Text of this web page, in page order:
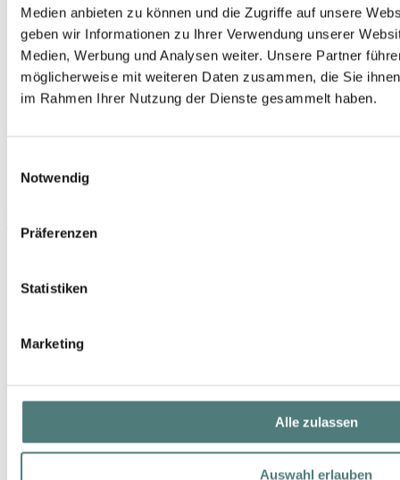
Medien anbieten zu können und die Zugriffe auf unsere
geben wir Informationen zu Ihrer Verwendung unserer
Medien, Werbung und Analysen weiter. Unsere Partner
möglicherweise mit weiteren Daten zusammen, die Sie
im Rahmen Ihrer Nutzung der Dienste gesammelt haben.
Notwendig
Präferenzen
Statistiken
Marketing
Alle zulassen
Auswahl erlauben
The Ritual of Karma Sun Protection Face Cream SPF 50+
50 ml (33,80 € / 100 ml)